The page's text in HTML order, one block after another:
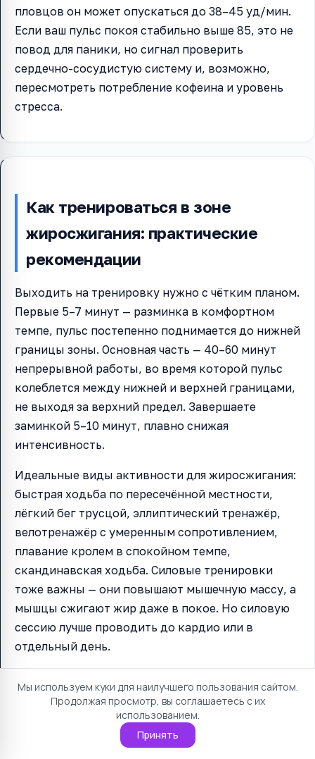
пловцов он может опускаться до 38–45 уд/мин.
Если ваш пульс покоя стабильно выше 85, это не
повод для паники, но сигнал проверить
сердечно-сосудистую систему и, возможно,
пересмотреть потребление кофеина и уровень
стресса.
Как тренироваться в зоне
жиросжигания: практические
рекомендации
Выходить на тренировку нужно с чётким планом.
Первые 5–7 минут — разминка в комфортном
темпе, пульс постепенно поднимается до нижней
границы зоны. Основная часть — 40–60 минут
непрерывной работы, во время которой пульс
колеблется между нижней и верхней границами,
не выходя за верхний предел. Завершаете
заминкой 5–10 минут, плавно снижая
интенсивность.
Идеальные виды активности для жиросжигания:
быстрая ходьба по пересечённой местности,
лёгкий бег трусцой, эллиптический тренажёр,
велотренажёр с умеренным сопротивлением,
плавание кролем в спокойном темпе,
скандинавская ходьба. Силовые тренировки
тоже важны — они повышают мышечную массу, а
мышцы сжигают жир даже в покое. Но силовую
сессию лучше проводить до кардио или в
отдельный день.
Питание и зона жиросжигания:
Мы используем куки для наилучшего пользования сайтом.
Продолжая просмотр, вы соглашаетесь с их
использованием.
Принять